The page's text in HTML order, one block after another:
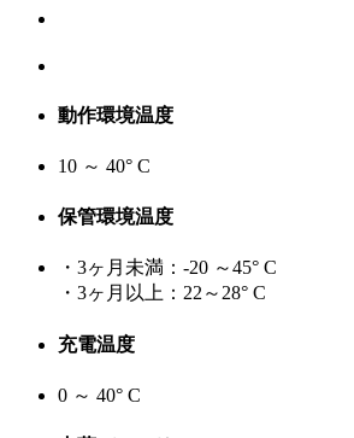
動作環境温度
10 ～ 40° C
保管環境温度
・3ヶ月未満：-20 ～45° C
・3ヶ月以上：22～28° C
充電温度
0 ～ 40° C